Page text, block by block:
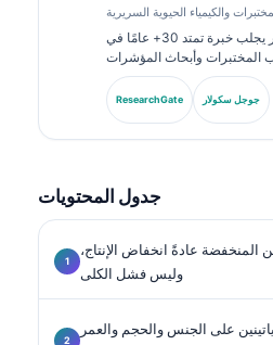
والكيمياء الحيوية السريرية
الأستاذ الدكتور هانس فيبر يجلب خبرة تمتد 30+ عامًا في
المختبرات وأبحاث المؤشرات
للجمعية الألمانية للكيمياء
لوحات التشخيص، وتوحيد
المخبري المدعوم بالذكاء
ResearchGate جوجل سكولار
جدول المحتويات
المنخفضة عادةً انخفاض الإنتاج،
وليس فشل الكلى
على الجنس والحجم والعمر